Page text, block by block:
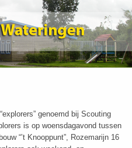
genoemd bij Scouting
is op woensdagavond tussen
“’t Knooppunt”, Rozemarijn 16